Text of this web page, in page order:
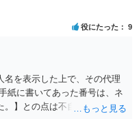
は、定められた要件を満た
に相談されるかご自身でお
役にたった 9
名を表示した上で、その代理
紙に書いてあった番号は、ネ
。】との点は不自然ではある